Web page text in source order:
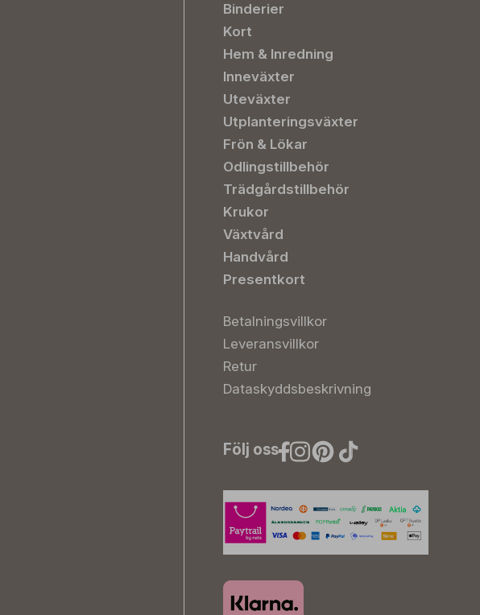
Binderier
Kort
Hem & Inredning
Inneväxter
Uteväxter
Utplanteringsväxter
Frön & Lökar
Odlingstillbehör
Trädgårdstillbehör
Krukor
Växtvård
Handvård
Presentkort
Betalningsvillkor
Leveransvillkor
Retur
Dataskyddsbeskrivning
Följ oss